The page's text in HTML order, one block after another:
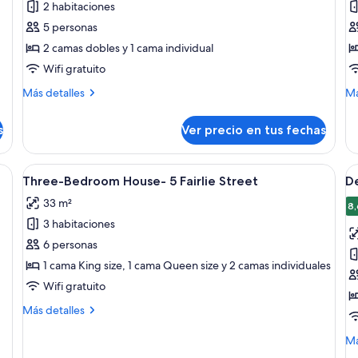
Two-
Bedroom
Suite
2 habitaciones
5 personas
2 camas dobles y 1 cama individual
Wifi gratuito
Más detalles
Más
Bedroom
Suite
Ver precio en tus fechas
grande, dos mesitas de noche con lámparas, un armario de madera y
Ver
todas
las
fotos
de
Three-
Bedroom
5
Una habitación pequeña y limpia con
9
Three-Bedroom House- 5 Fairlie Street
33 m²
3 habitaciones
6 personas
1 cama King size, 1 cama Queen size y 2 camas individuales
Wifi gratuito
Más detalles
Más